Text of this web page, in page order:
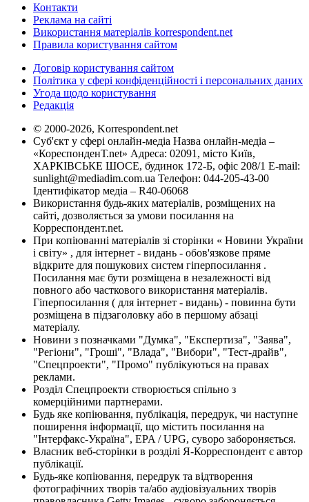
Контакти
Реклама на сайті
Використання матеріалів korrespondent.net
Правила користування сайтом
Договір користування сайтом
Політика у сфері конфіденційності і персональних даних
Угода щодо користування
Редакція
© 2000-2026, Korrespondent.net
Суб'єкт у сфері онлайн-медіа Назва онлайн-медіа –
«КореспонденТ.net» Адреса: 02091, місто Київ,
ХАРКІВСЬКЕ ШОСЕ, будинок 172-Б, офіс 208/1 E-mail:
sunlight@mediadim.com.ua Телефон: 044-205-43-00
Ідентифікатор медіа – R40-06068
Використання будь-яких матеріалів, розміщених на
сайті, дозволяється за умови посилання на
Корреспондент.net.
При копіюванні матеріалів зі сторінки « Новини України
і світу» , для інтернет - видань - обов'язкове пряме
відкрите для пошукових систем гіперпосилання .
Посилання має бути розміщена в незалежності від
повного або часткового використання матеріалів.
Гіперпосилання ( для інтернет - видань) - повинна бути
розміщена в підзаголовку або в першому абзаці
матеріалу.
Новини з позначками "Думка", "Експертиза", "Заява",
"Регіони", "Гроші", "Влада", "Вибори", "Тест-драйв",
"Спецпроекти", "Промо" публікуються на правах
реклами.
Розділ Спецпроекти створюється спільно з
комерційними партнерами.
Будь яке копіювання, публікація, передрук, чи наступне
поширення інформації, що містить посилання на
"Інтерфакс-Україна", EPA / UPG, суворо забороняється.
Власник веб-сторінки в розділі Я-Корреспондент є автор
публікації.
Будь-яке копіювання, передрук та відтворення
фотографічних творів та/або аудіовізуальних творів